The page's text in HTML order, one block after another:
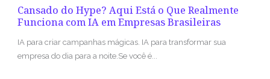
Cansado do Hype? Aqui Está o Que Realmente
Funciona com IA em Empresas Brasileiras
IA para criar campanhas mágicas. IA para transformar sua
empresa do dia para a noite.Se você é...